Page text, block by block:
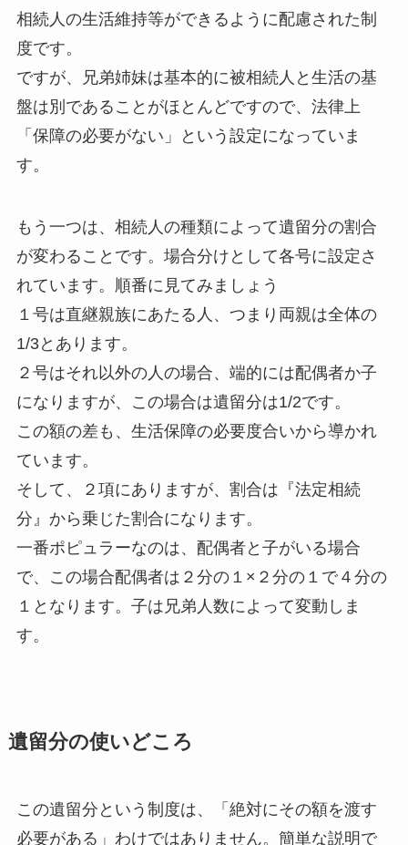
相続人の生活維持等ができるように配慮された制
度です。
ですが、兄弟姉妹は基本的に被相続人と生活の基
盤は別であることがほとんどですので、法律上
「保障の必要がない」という設定になっていま
す。
もう一つは、相続人の種類によって遺留分の割合
が変わることです。場合分けとして各号に設定さ
れています。順番に見てみましょう
１号は直継親族にあたる人、つまり両親は全体の
1/3とあります。
２号はそれ以外の人の場合、端的には配偶者か子
になりますが、この場合は遺留分は1/2です。
この額の差も、生活保障の必要度合いから導かれ
ています。
そして、２項にありますが、割合は『法定相続
分』から乗じた割合になります。
一番ポピュラーなのは、配偶者と子がいる場合
で、この場合配偶者は２分の１×２分の１で４分の
１となります。子は兄弟人数によって変動しま
す。
遺留分の使いどころ
この遺留分という制度は、「絶対にその額を渡す
必要がある」わけではありません。簡単な説明で